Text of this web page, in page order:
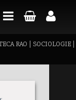
RAO SOCIOLOGIE|